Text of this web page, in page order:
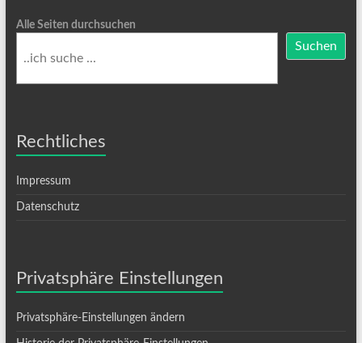
Alle Seiten durchsuchen
Suchen
Rechtliches
Impressum
Datenschutz
Privatsphäre Einstellungen
Privatsphäre-Einstellungen ändern